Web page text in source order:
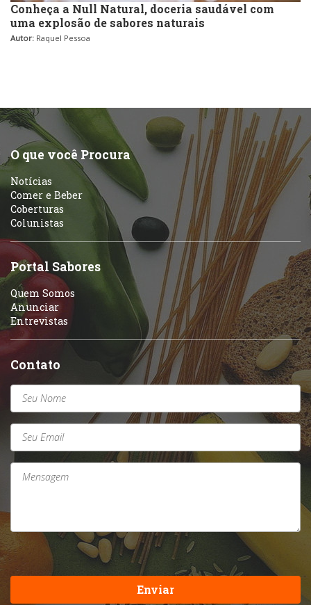
Conheça a Null Natural, doceria saudável com
uma explosão de sabores naturais
Autor: Raquel Pessoa
O que você Procura
Notícias
Comer e Beber
Coberturas
Colunistas
Portal Sabores
Quem Somos
Anunciar
Entrevistas
Contato
Enviar